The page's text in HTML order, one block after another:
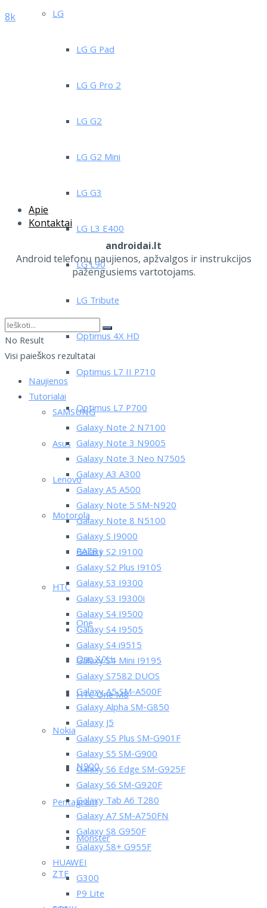
LG
LG G Pad
LG G Pro 2
LG G2
LG G2 Mini
LG G3
LG L3 E400
LG L90
LG Tribute
Optimus 4X HD
Optimus L7 II P710
Optimus L7 P700
Asus
Lenovo
Motorola
RAZR i
HTC
One
One X/X+
HTC One M8
Nokia
N900
Pentagram
Monster
ZTE
8k
Apie
Kontaktai
androidai.lt
Android telefonų naujienos, apžvalgos ir instrukcijos
pažengusiems vartotojams.
No Result
Visi paieškos rezultatai
Naujienos
Tutorialai
SAMSUNG
Galaxy Note 2 N7100
Galaxy Note 3 N9005
Galaxy Note 3 Neo N7505
Galaxy A3 A300
Galaxy A5 A500
Galaxy Note 5 SM-N920
Galaxy Note 8 N5100
Galaxy S I9000
Galaxy S2 I9100
Galaxy S2 Plus I9105
Galaxy S3 I9300
Galaxy S3 I9300i
Galaxy S4 I9500
Galaxy S4 I9505
Galaxy S4 i9515
Galaxy S4 Mini I9195
Galaxy S7582 DUOS
Galaxy A5 SM-A500F
Galaxy Alpha SM-G850
Galaxy J5
Galaxy S5 Plus SM-G901F
Galaxy S5 SM-G900
Galaxy S6 Edge SM-G925F
Galaxy S6 SM-G920F
Galaxy Tab A6 T280
Galaxy A7 SM-A750FN
Galaxy S8 G950F
Galaxy S8+ G955F
HUAWEI
G300
P9 Lite